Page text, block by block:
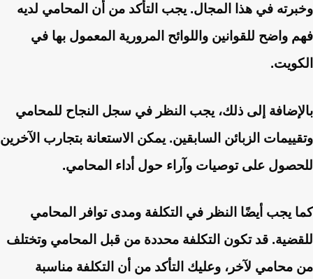
وخبرته في هذا المجال. يجب التأكد من أن المحامي لديه
فهم واضح للقوانين واللوائح المرورية المعمول بها في
الكويت.
بالإضافة إلى ذلك، يجب النظر في سجل النجاح للمحامي
وتقييمات الزبائن السابقين. يمكن الاستعانة بتجارب الآخرين
للحصول على توصيات وآراء حول أداء المحامي.
كما يجب أيضًا النظر في التكلفة ومدى توافر المحامي
للقضية. قد تكون التكلفة محددة من قبل المحامي وتختلف
من محامي لآخر، وعليك التأكد من أن التكلفة مناسبة